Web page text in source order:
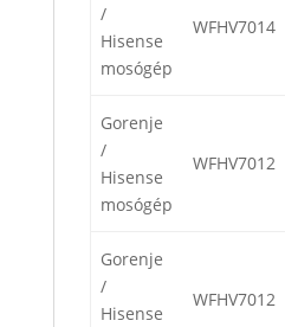
/
Hisense
mosógép
WFHV7014
Gorenje
/
Hisense
mosógép
WFHV7012
Gorenje
/
Hisense
WFHV7012